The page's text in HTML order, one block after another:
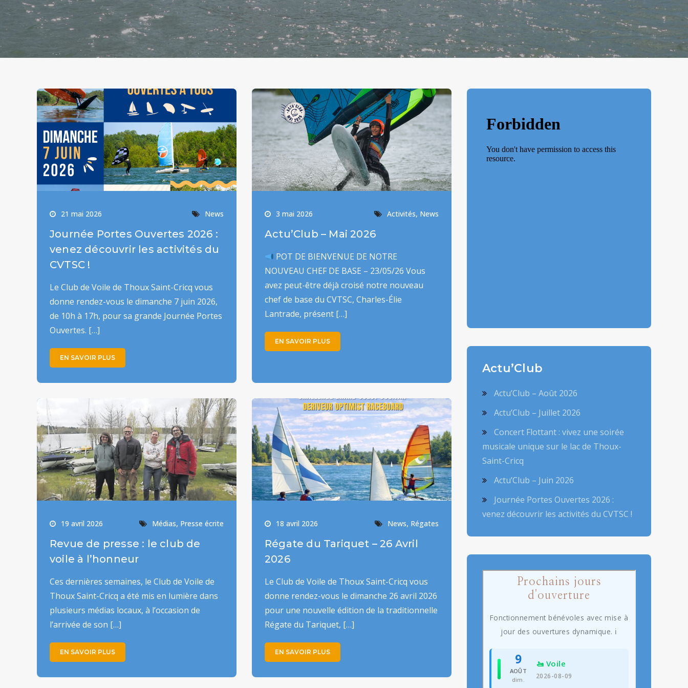
21 mai 2026 News
Journée Portes Ouvertes 2026 :
venez découvrir les activités du
CVTSC !
Le Club de Voile de Thoux Saint-Cricq vous
donne rendez-vous le dimanche 7 juin 2026,
de 10h à 17h, pour sa grande Journée Portes
Ouvertes. […]
EN SAVOIR PLUS
3 mai 2026 Activités, News
Actu’Club – Mai 2026
POT DE BIENVENUE DE NOTRE
NOUVEAU CHEF DE BASE – 23/05/26 Vous
avez peut-être déjà croisé notre nouveau
chef de base du CVTSC, Charles-Élie
Lantrade, présent […]
EN SAVOIR PLUS
19 avril 2026 Médias, Presse écrite
Revue de presse : le club de
voile à l’honneur
Ces dernières semaines, le Club de Voile de
Thoux Saint-Cricq a été mis en lumière dans
plusieurs médias locaux, à l’occasion de
l’arrivée de son […]
EN SAVOIR PLUS
18 avril 2026 News, Régates
Régate du Tariquet – 26 Avril
2026
Le Club de Voile de Thoux Saint-Cricq vous
donne rendez-vous le dimanche 26 avril 2026
pour une nouvelle édition de la traditionnelle
Régate du Tariquet, […]
EN SAVOIR PLUS
Actu’Club
Actu’Club – Août 2026
Actu’Club – Juillet 2026
Concert Flottant : vivez une soirée
musicale unique sur le lac de Thoux-
Saint-Cricq
Actu’Club – Juin 2026
Journée Portes Ouvertes 2026 :
venez découvrir les activités du CVTSC !